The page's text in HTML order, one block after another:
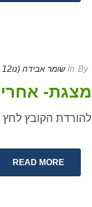
By
In שומר אבידה (נו12 בנובמבר 2019
מצגת-
להורדת הקובץ לחץ
READ MORE